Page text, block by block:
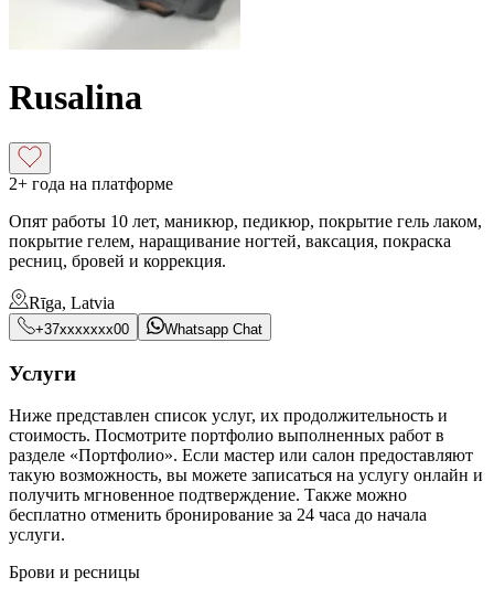
Rusalina
2+ года на платформе
Опят работы 10 лет, маникюр, педикюр, покрытие гель лаком,
покрытие гелем, наращивание ногтей, ваксация, покраска
ресниц, бровей и коррекция.
Rīga, Latvia
+37xxxxxxx00 Whatsapp Chat
Услуги
Ниже представлен список услуг, их продолжительность и
стоимость. Посмотрите портфолио выполненных работ в
разделе «Портфолио». Если мастер или салон предоставляют
такую возможность, вы можете записаться на услугу онлайн и
получить мгновенное подтверждение. Также можно
бесплатно отменить бронирование за 24 часа до начала
услуги.
Брови и ресницы